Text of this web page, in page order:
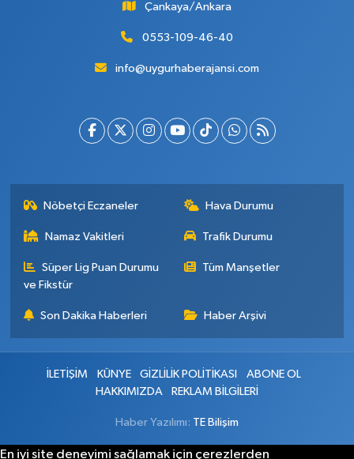
Çankaya/Ankara
0553-109-46-40
info@uygurhaberajansi.com
Nöbetçi Eczaneler Hava Durumu
Namaz Vakitleri Trafik Durumu
Süper Lig Puan Durumu
ve Fikstür
Tüm Manşetler
Son Dakika Haberleri Haber Arşivi
İLETİŞİM KÜNYE GİZLİLİK POLİTİKASI
ABONE OL
HAKKIMIZDA
REKLAM BİLGİLERİ
Haber Yazılımı: TE Bilişim
En iyi site deneyimi sağlamak için çerezlerden